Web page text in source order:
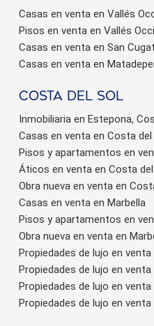
Casas en venta en Vallés
Pisos en venta en Vallés
Casas en venta en San
Casas en venta en
Costa del sol
Inmobiliaria en Estepona,
Casas en venta en Costa del
Pisos y apartamentos en
Áticos en venta en Costa
Obra nueva en venta en
Casas en venta en Marbella
Pisos y apartamentos en
Obra nueva en venta en
Propiedades de lujo en
Propiedades de lujo en venta
Propiedades de lujo en
Propiedades de lujo en